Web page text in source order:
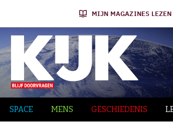
MIJN MAGAZINES LEZEN
SPACE MENS GESCHIEDENIS